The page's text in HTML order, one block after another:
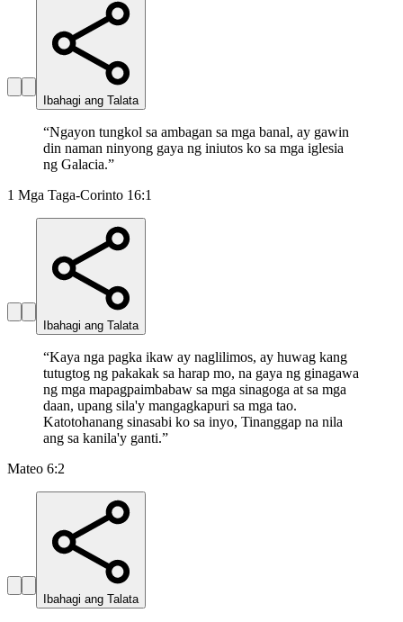
Ibahagi ang Talata
“Ngayon tungkol sa ambagan sa mga banal, ay gawin
din naman ninyong gaya ng iniutos ko sa mga iglesia
ng Galacia.”
1 Mga Taga-Corinto 16:1
Ibahagi ang Talata
“Kaya nga pagka ikaw ay naglilimos, ay huwag kang
tutugtog ng pakakak sa harap mo, na gaya ng ginagawa
ng mga mapagpaimbabaw sa mga sinagoga at sa mga
daan, upang sila'y mangagkapuri sa mga tao.
Katotohanang sinasabi ko sa inyo, Tinanggap na nila
ang sa kanila'y ganti.”
Mateo 6:2
Ibahagi ang Talata